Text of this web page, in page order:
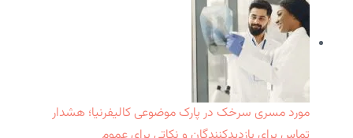
مورد مسری سرخک در پارک موضوعی کالیفرنیا؛ هشدار